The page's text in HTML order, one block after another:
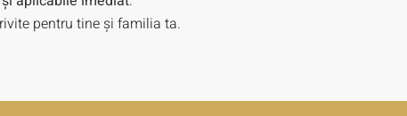
pentru tine și familia ta.